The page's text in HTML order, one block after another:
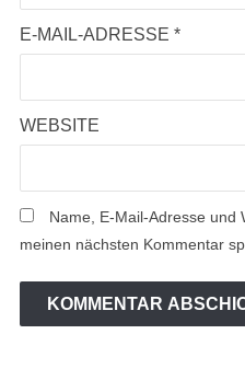
E-MAIL-ADRESSE *
WEBSITE
Name, E-Mail-Adresse und
meinen nächsten Kommentar